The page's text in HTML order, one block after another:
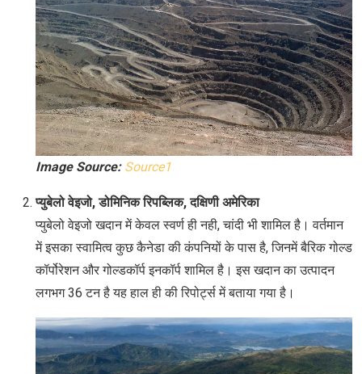
Image Source: Source1
प्युबेलो वेइजो, डोमिनिक रिपब्लिक, दक्षिणी अमेरिका
प्युबेलो वेइजो खदान में केवल स्वर्ण ही नही, चांदी भी शामिल है। वर्तमान
में इसका स्वामित्व कुछ कैनेडा की कंपनियों के पास है, जिनमें बैरिक गोल्ड
कॉर्पोरेशन और गोल्डकॉर्प इनकॉर्प शामिल है। इस खदान का उत्पादन
लगभग 36 टन है यह हाल ही की रिपोर्ट्स में बताया गया है।